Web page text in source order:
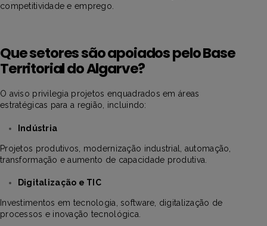
competitividade e emprego.
Que setores são apoiados pelo Base
Territorial do Algarve?
O aviso privilegia projetos enquadrados em áreas
estratégicas para a região, incluindo:
Indústria
Projetos produtivos, modernização industrial, automação,
transformação e aumento de capacidade produtiva.
Digitalização e TIC
Investimentos em tecnologia, software, digitalização de
processos e inovação tecnológica.